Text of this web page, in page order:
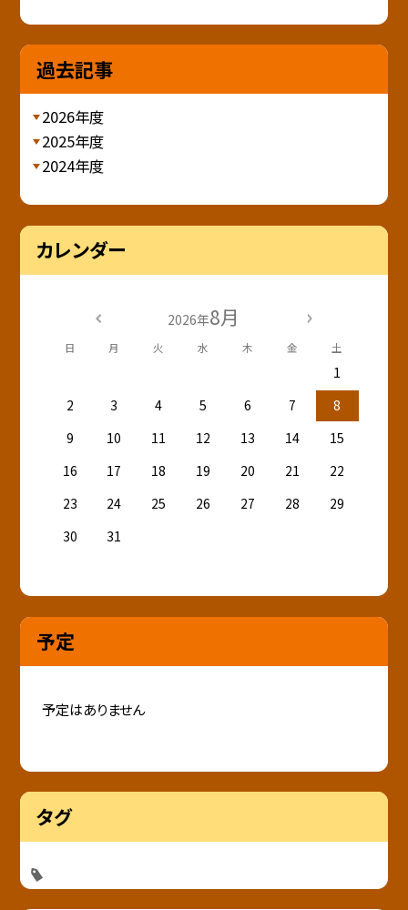
過去記事
2026年度
2025年度
2024年度
カレンダー
2026年8月
日 月 火 水 木 金 土
1
2
3 4 5 6 7
8
9
10 11 12 13 14
15
16
17 18 19 20 21
22
23
24 25 26 27 28
29
30
31
予定
予定はありません
タグ